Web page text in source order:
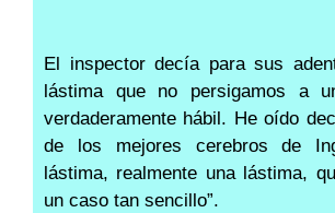
El inspector decía para sus
lástima que no persigamos a
verdaderamente hábil. He oído
de los mejores cerebros de
lástima, realmente una lástima,
un caso tan sencillo”.